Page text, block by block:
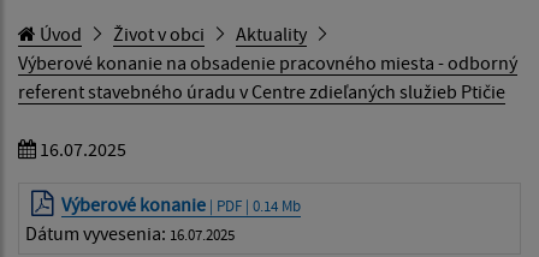
Úvod Život v obci
Aktuality
Výberové konanie na obsadenie pracovného miesta - odborný
referent stavebného úradu v Centre zdieľaných služieb Ptičie
16.07.2025
Výberové konanie | PDF | 0.14 Mb
Dátum vyvesenia: 16.07.2025